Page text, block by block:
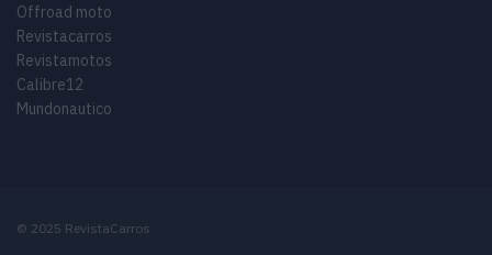
Offroad moto
Revistacarros
Revistamotos
Calibre12
Mundonautico
© 2025 RevistaCarros